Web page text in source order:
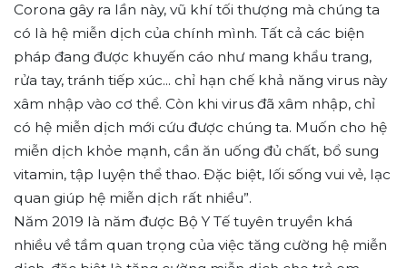
Corona gây ra lần này, vũ khí tối thượng mà chúng ta
có là hệ miễn dịch của chính mình. Tất cả các biện
pháp đang được khuyến cáo như mang khẩu trang,
rửa tay, tránh tiếp xúc... chỉ hạn chế khả năng virus này
xâm nhập vào cơ thể. Còn khi virus đã xâm nhập, chỉ
có hệ miễn dịch mới cứu được chúng ta. Muốn cho hệ
miễn dịch khỏe mạnh, cần ăn uống đủ chất, bổ sung
vitamin, tập luyện thể thao. Đặc biệt, lối sống vui vẻ, lạc
quan giúp hệ miễn dịch rất nhiều”.
Năm 2019 là năm được Bộ Y Tế tuyên truyền khá
nhiều về tầm quan trọng của việc tăng cường hệ miễn